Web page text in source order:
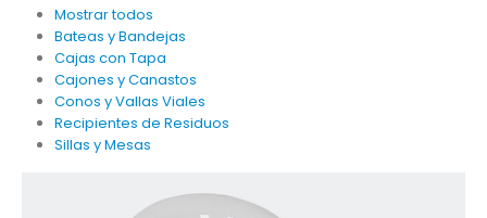
Mostrar todos
Bateas y Bandejas
Cajas con Tapa
Cajones y Canastos
Conos y Vallas Viales
Recipientes de Residuos
Sillas y Mesas